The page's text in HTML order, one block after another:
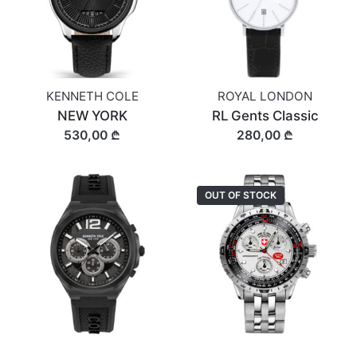
KENNETH COLE
NEW YORK
530,00 ₾
ROYAL LONDON
RL Gents Classic
280,00 ₾
OUT OF STOCK